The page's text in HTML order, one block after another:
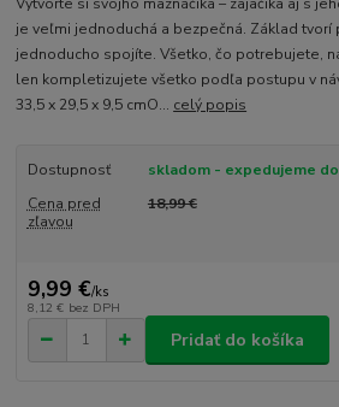
je veľmi jednoduchá a bezpečná. Základ
jednoducho spojíte. Všetko, čo potrebujete,
len kompletizujete všetko podľa postupu v
33,5 x 29,5 x 9,5 cmO... celý popis
Dostupnosť
skladom - expedujeme
Cena pred
zľavou
18,99 €
9,99 €/ks
8,12 € bez DPH
Pridať do košíka